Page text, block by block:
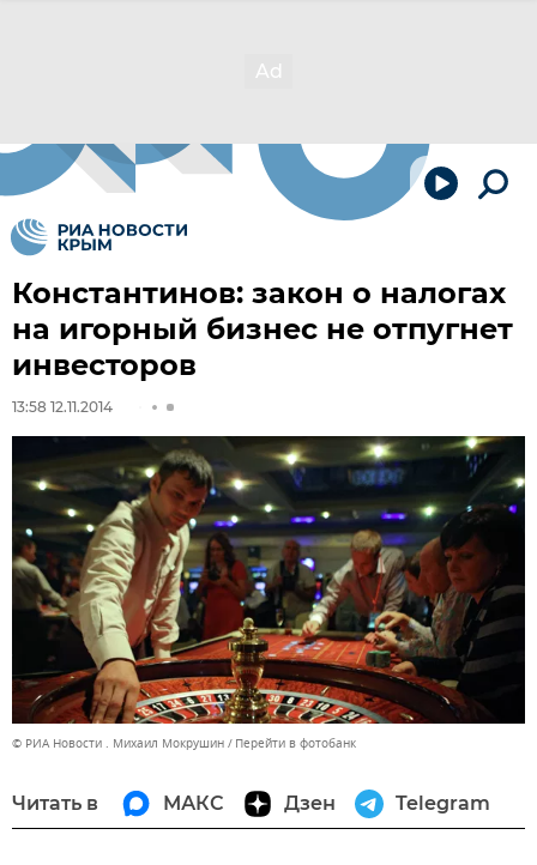
Константинов: закон о налогах
на игорный бизнес не отпугнет
инвесторов
13:58 12.11.2014
© РИА Новости . Михаил Мокрушин Перейти в фотобанк
Читать в МАКС Дзен Telegram